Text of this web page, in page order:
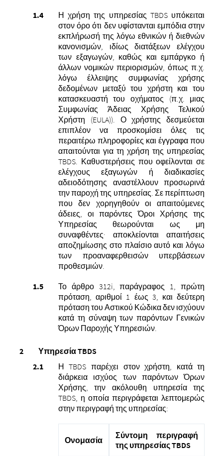
Η χρήση της υπηρεσίας TBDS υπόκειται
στον όρο ότι δεν υφίστανται εμπόδια στην
εκπλήρωσή της λόγω εθνικών ή διεθνών
κανονισμών, ιδίως διατάξεων ελέγχου
των εξαγωγών, καθώς και εμπάργκο ή
άλλων νομικών περιορισμών, όπως π.χ.
λόγω έλλειψης συμφωνίας χρήσης
δεδομένων μεταξύ του χρήστη και του
κατασκευαστή του οχήματος (π.χ. μιας
Συμφωνίας Άδειας Χρήσης Τελικού
Χρήστη (EULA)).
Ο χρήστης δεσμεύεται
επιπλέον να προσκομίσει όλες τις
περαιτέρω πληροφορίες και έγγραφα που
απαιτούνται για τη χρήση της υπηρεσίας
TBDS. Καθυστερήσεις που οφείλονται σε
ελέγχους εξαγωγών ή διαδικασίες
αδειοδότησης αναστέλλουν προσωρινά
την παροχή της υπηρεσίας. Σε περίπτωση
που δεν χορηγηθούν οι απαιτούμενες
άδειες, οι παρόντες Όροι Χρήσης της
Υπηρεσίας θεωρούνται ως μη
συναφθέντες· αποκλείονται απαιτήσεις
αποζημίωσης στο πλαίσιο αυτό και λόγω
των προαναφερθεισών υπερβάσεων
προθεσμιών.
Το άρθρο 312i, παράγραφος 1, πρώτη
πρόταση, αριθμοί 1 έως 3, και δεύτερη
πρόταση του Αστικού Κώδικα δεν ισχύουν
κατά τη σύναψη των παρόντων Γενικών
Όρων Παροχής Υπηρεσιών.
Υπηρεσία TBDS
Η TBDS παρέχει στον χρήστη, κατά τη
διάρκεια ισχύος των παρόντων Όρων
Χρήσης, την ακόλουθη υπηρεσία της
TBDS, η οποία περιγράφεται λεπτομερώς
στην περιγραφή της υπηρεσίας:
Ονομασία
Σύντομη περιγραφή
της υπηρεσίας TBDS